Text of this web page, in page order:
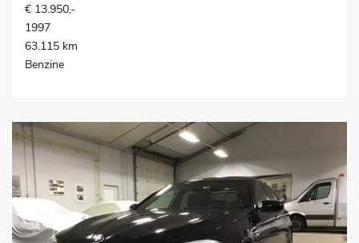
€ 13.950,-
1997
63.115 km
Benzine